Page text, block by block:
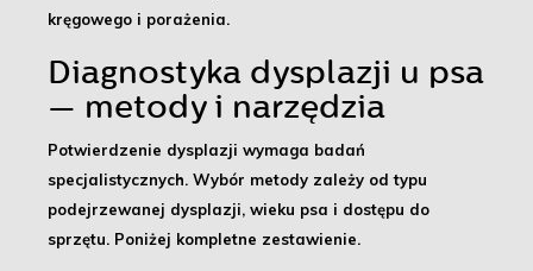
kręgowego i porażenia.
Diagnostyka dysplazji u psa
— metody i narzędzia
Potwierdzenie dysplazji wymaga badań
specjalistycznych. Wybór metody zależy od typu
podejrzewanej dysplazji, wieku psa i dostępu do
sprzętu. Poniżej kompletne zestawienie.